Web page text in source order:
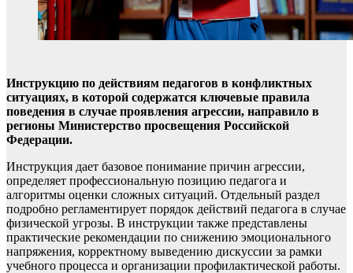
Инструкцию по действиям педагогов в конфликтных
ситуациях, в которой содержатся ключевые правила
поведения в случае проявления агрессии, направило в
регионы Министерство просвещения Российской
Федерации.
Инструкция дает базовое понимание причин агрессии,
определяет профессиональную позицию педагога и
алгоритмы оценки сложных ситуаций. Отдельный раздел
подробно регламентирует порядок действий педагога в случае
физической угрозы. В инструкции также представлены
практические рекомендации по снижению эмоционального
напряжения, корректному выведению дискуссии за рамки
учебного процесса и организации профилактической работы.